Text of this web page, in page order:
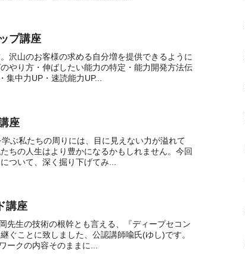
プ講座
沢山のお客様の求める自分増を提供できるように
やり方・伸ばしたい能力の特定・能力開発方法伝
集中力UP・速読能力UP...
座
ぶ私たちの周りには、目に見えない力が溢れて
ちの人生はより豊かになるかもしれません。今回
ついて、深く掘り下げてみ...
講座
先生の技術の根幹とも言える、『ディープセコン
ぐことに致しました、公認講師喩氏(ゆし)です。
ークの内容そのままに...